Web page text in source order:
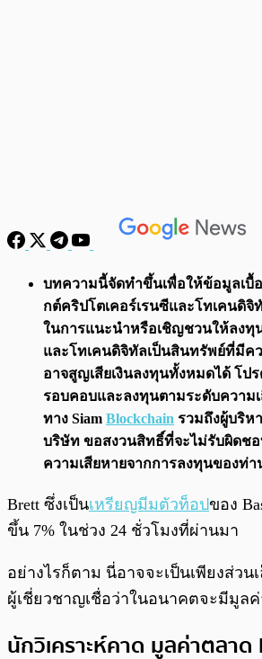
พร้อมเล่น
บทความนี้จัดทำขึ้นเพื่อให้ข้อมูลเบื้อ
กต์คริปโตเคอร์เรนซีและโทเคนดิจิ
ในการแนะนำหรือเชิญชวนให้ลงทุ
และโทเคนดิจิทัลเป็นสินทรัพย์ที่มีค
อาจสูญเสียเงินลงทุนทั้งหมดได้ โป
รอบคอบและลงทุนตามระดับความ
ทาง Siam Blockchain รวมถึงผู้บริห
บริษัท ขอสงวนสิทธิ์ที่จะไม่รับผิดช
ความเสียหายจากการลงทุนของท่า
Brett ซึ่งเป็นเหรียญมีมตัวท็อปของ
ขึ้น 7% ในช่วง 24 ชั่วโมงที่ผ่านมา
อย่างไรก็ตาม นี่อาจจะเป็นเพียงส่วน
ผู้เชี่ยวชาญเชื่อว่าในอนาคตจะมีมูล
นักวิเคราะห์คาด มูลค่าตลาด